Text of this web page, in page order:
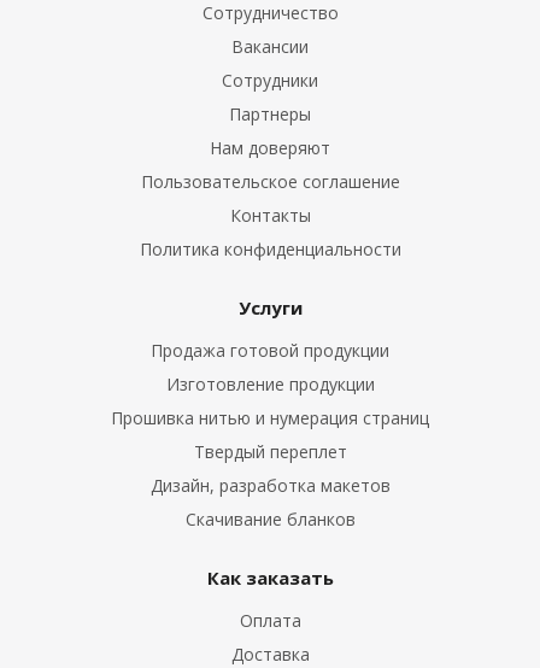
Сотрудничество
Вакансии
Сотрудники
Партнеры
Нам доверяют
Пользовательское соглашение
Контакты
Политика конфиденциальности
Услуги
Продажа готовой продукции
Изготовление продукции
Прошивка нитью и нумерация страниц
Твердый переплет
Дизайн, разработка макетов
Скачивание бланков
Как заказать
Оплата
Доставка